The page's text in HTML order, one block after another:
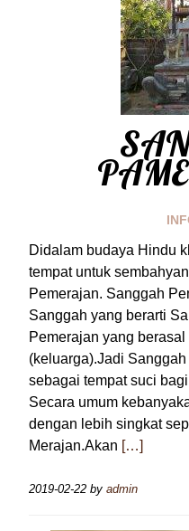
Didalam budaya Hindu
tempat untuk
Pemerajan. Sanggah
Sanggah yang berarti
Pemerajan yang
(keluarga).Jadi
sebagai tempat suci
Secara umum
dengan lebih singkat
Merajan.Akan […]
2019-02-22 by admin